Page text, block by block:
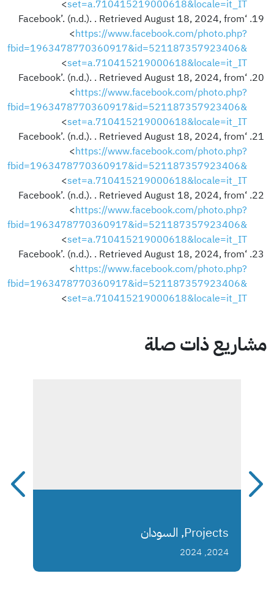
set=a.710415219000618&locale=it_IT
>
‘Facebook’. (n.d.). . Retrieved August 18, 2024, from
<https://www.facebook.com/photo.php?
fbid=1963478770360917&id=521187357923406&
set=a.710415219000618&locale=it_IT
>
‘Facebook’. (n.d.). . Retrieved August 18, 2024, from
<https://www.facebook.com/photo.php?
fbid=1963478770360917&id=521187357923406&
set=a.710415219000618&locale=it_IT
>
‘Facebook’. (n.d.). . Retrieved August 18, 2024, from
<https://www.facebook.com/photo.php?
fbid=1963478770360917&id=521187357923406&
set=a.710415219000618&locale=it_IT
>
‘Facebook’. (n.d.). . Retrieved August 18, 2024, from
<https://www.facebook.com/photo.php?
fbid=1963478770360917&id=521187357923406&
set=a.710415219000618&locale=it_IT
>
‘Facebook’. (n.d.). . Retrieved August 18, 2024, from
<https://www.facebook.com/photo.php?
fbid=1963478770360917&id=521187357923406&
set=a.710415219000618&locale=it_IT
>
مشاريع ذات صلة
Projects, السودان
2024, 2024